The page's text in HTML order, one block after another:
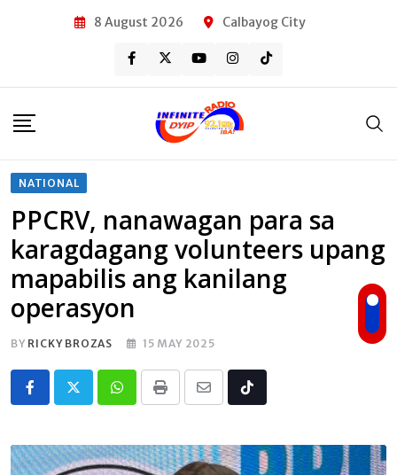
8 August 2026 Calbayog City
NATIONAL
PPCRV, nanawagan para sa
karagdagang volunteers upang
mapabilis ang kanilang
operasyon
BY RICKY BROZAS 15 MAY 2025
Whatsapp
Print
Share
Email
Tiktok